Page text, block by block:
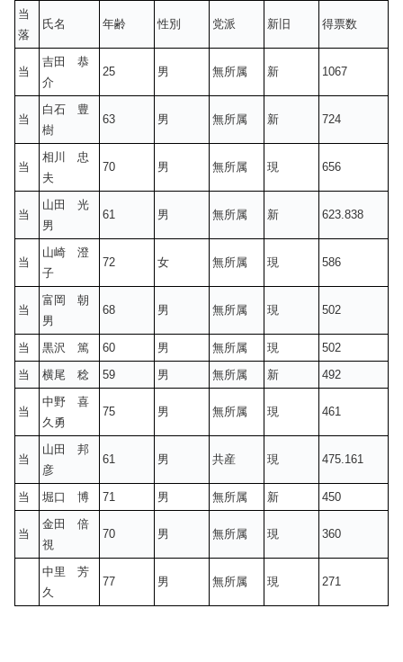
当
落
氏名 年齢 性別 党派 新旧 得票数
当
吉田 恭
介
25 男 無所属 新 1067
当
白石 豊
樹
63 男 無所属 新 724
当
相川 忠
夫
70 男 無所属 現 656
当
山田 光
男
61 男 無所属 新 623.838
当
山崎 澄
子
72 女 無所属 現 586
当
富岡 朝
男
68 男 無所属 現 502
当 黒沢 篤 60 男 無所属 現
502
当
横尾 稔 59 男 無所属 新 492
当
中野 喜
久勇
75 男 無所属 現 461
当
山田 邦
彦
61 男 共産 現 475.161
当 堀口 博 71 男 無所属 新 450
当
金田 倍
視
70 男 無所属 現 360
中里 芳
久
77 男 無所属 現 271